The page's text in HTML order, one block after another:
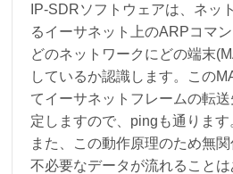
IP-SDRソフトウェアは、ネッ
るイーサネット上のARPコマ
どのネットワークにどの端末
しているか認識します。この
てイーサネットフレームの転
定しますので、pingも通ります
また、この動作原理のため無
不必要なデータが流れることは